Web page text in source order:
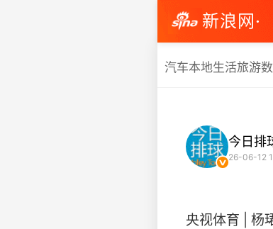
新浪网·
汽车本地生活旅游
今日排
26-06-12
央视体育 | 杨